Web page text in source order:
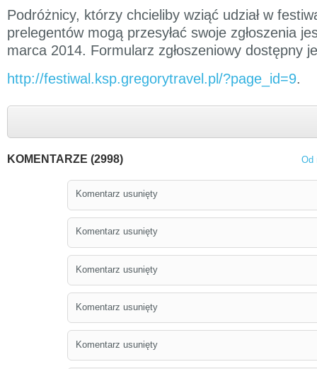
Podróżnicy, którzy chcieliby wziąć udział w
prelegentów mogą przesyłać swoje zgłoszenia
marca 2014. Formularz zgłoszeniowy dostępny
http://festiwal.ksp.gregorytravel.pl/?page_id=9.
KOMENTARZE (2998) Od
Komentarz usunięty
Komentarz usunięty
Komentarz usunięty
Komentarz usunięty
Komentarz usunięty